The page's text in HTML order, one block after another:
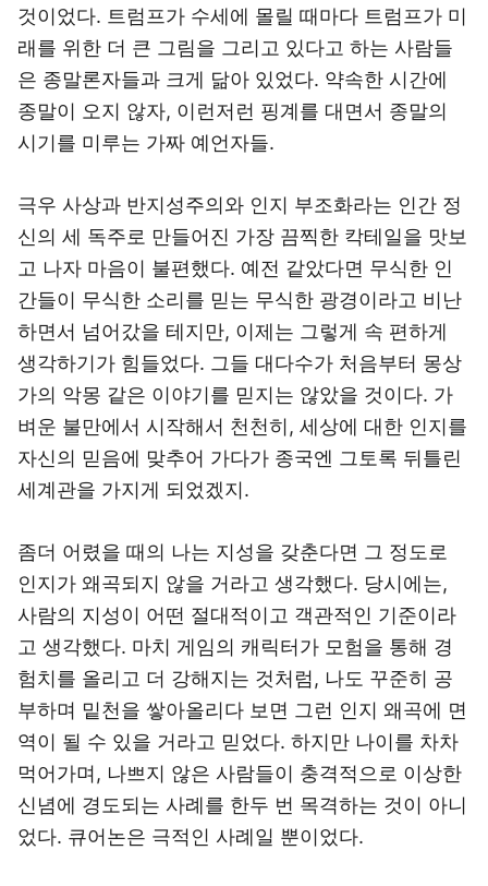
것이었다. 트럼프가 수세에 몰릴 때마다 트럼프가 미
래를 위한 더 큰 그림을 그리고 있다고 하는 사람들
은 종말론자들과 크게 닮아 있었다. 약속한 시간에
종말이 오지 않자, 이런저런 핑계를 대면서 종말의
시기를 미루는 가짜 예언자들.
극우 사상과 반지성주의와 인지 부조화라는 인간 정
신의 세 독주로 만들어진 가장 끔찍한 칵테일을 맛보
고 나자 마음이 불편했다. 예전 같았다면 무식한 인
간들이 무식한 소리를 믿는 무식한 광경이라고 비난
하면서 넘어갔을 테지만, 이제는 그렇게 속 편하게
생각하기가 힘들었다. 그들 대다수가 처음부터 몽상
가의 악몽 같은 이야기를 믿지는 않았을 것이다. 가
벼운 불만에서 시작해서 천천히, 세상에 대한 인지를
자신의 믿음에 맞추어 가다가 종국엔 그토록 뒤틀린
세계관을 가지게 되었겠지.
좀더 어렸을 때의 나는 지성을 갖춘다면 그 정도로
인지가 왜곡되지 않을 거라고 생각했다. 당시에는,
사람의 지성이 어떤 절대적이고 객관적인 기준이라
고 생각했다. 마치 게임의 캐릭터가 모험을 통해 경
험치를 올리고 더 강해지는 것처럼, 나도 꾸준히 공
부하며 밑천을 쌓아올리다 보면 그런 인지 왜곡에 면
역이 될 수 있을 거라고 믿었다. 하지만 나이를 차차
먹어가며, 나쁘지 않은 사람들이 충격적으로 이상한
신념에 경도되는 사례를 한두 번 목격하는 것이 아니
었다. 큐어논은 극적인 사례일 뿐이었다.